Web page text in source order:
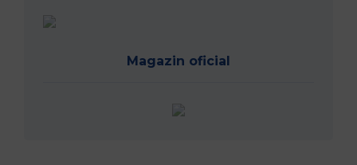
Magazin oficial